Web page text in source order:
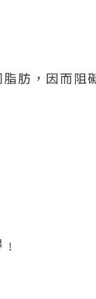
肪，因而阻